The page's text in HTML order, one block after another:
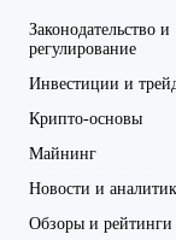
Законодательство и
регулирование
Инвестиции и
Крипто-основы
Майнинг
Новости и
Обзоры и рейтинги